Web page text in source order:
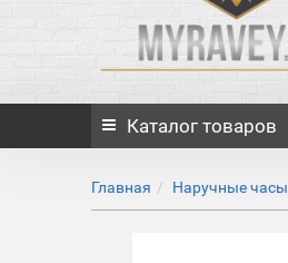
Каталог товаров
Главная Наручные часы